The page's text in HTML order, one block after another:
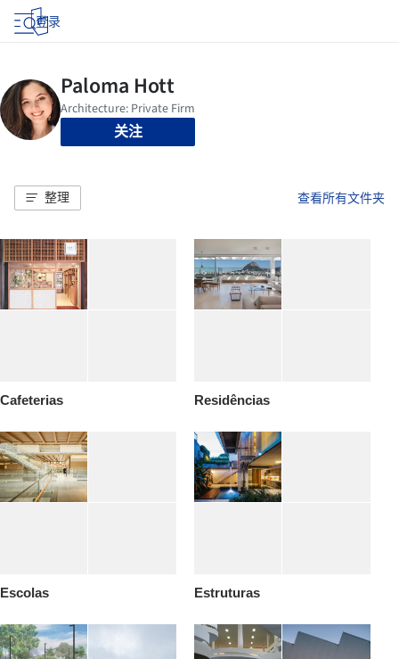
登录
关注
整理 查看所有文件夹
Cafeterias Residências
Escolas Estruturas